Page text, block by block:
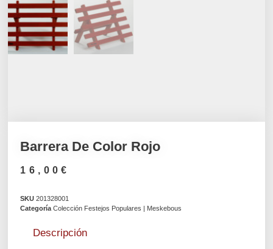
Barrera De Color Rojo
16,00€
SKU201328001
Categoría Colección Festejos Populares | Meskebous
Descripción